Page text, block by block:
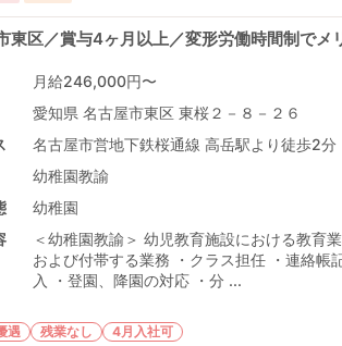
東区／賞与4ヶ月以上／変形労働時間制でメ
月給246,000円〜
愛知県 名古屋市東区 東桜２－８－２６
名古屋市営地下鉄桜通線 高岳駅より徒歩2分
幼稚園教諭
幼稚園
＜幼稚園教諭＞ 幼児教育施設における教育
および付帯する業務 ・クラス担任 ・連絡帳
入 ・登園、降園の対応 ・分 ...
遇 残業なし 4月入社可